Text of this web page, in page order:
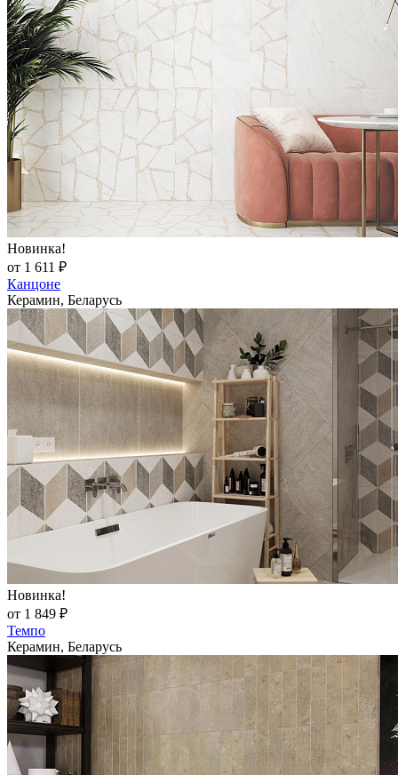
Новинка!
от 1 611 ₽
Канцоне
Керамин, Беларусь
Новинка!
от 1 849 ₽
Темпо
Керамин, Беларусь